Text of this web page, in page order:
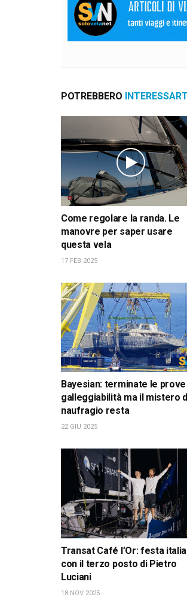
POTREBBERO INTERESSARTI
Come regolare la randa. Le
manovre per saper usare
questa vela
17 FEB 2025
Bayesian: terminate le
galleggiabilità ma il mistero
naufragio resta
22 GIU 2025
Transat Café l’Or: festa
con il terzo posto di Pietro
Luciani
18 NOV 2025